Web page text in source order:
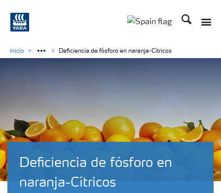
Buscar
Deficiencia de fósforo en
naranja-Cítricos
Inicio Deficiencia de fósforo en naranja-Cítricos